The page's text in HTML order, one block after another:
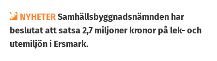
NYHETERSamhällsbyggnadsnämnden har
beslutat att satsa 2,7 miljoner kronor på lek- och
utemiljön i Ersmark.